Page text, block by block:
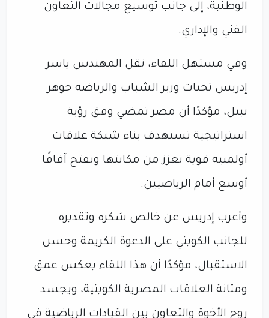
الوطنية، إلى جانب توسيع مجالات التعاون
الفني والإداري.
وفي مستهل اللقاء، نقل المهندس ياسر
إدريس تحيات وزير الشباب والرياضة جوهر
نبيل، مؤكدًا أن مصر تمضي وفق رؤية
استراتيجية تستهدف بناء شبكة علاقات
أولمبية قوية تعزز من مكانتها وتفتح آفاقًا
أوسع أمام الرياضيين.
وأعرب إدريس عن خالص شكره وتقديره
للجانب الكويتي على الدعوة الكريمة وحسن
الاستقبال، مؤكدًا أن هذا اللقاء يعكس عمق
ومتانة العلاقات المصرية الكويتية، ويجسد
روح الأخوة والتعاون بين القيادات الرياضية في